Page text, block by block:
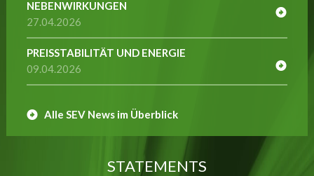
NEBENWIRKUNGEN
27.04.2026
PREISSTABILITÄT UND ENERGIE
09.04.2026
Alle SEV News im Überblick
STATEMENTS